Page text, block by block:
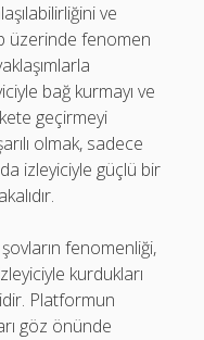
ve
üzerinde fenomen
bağ kurmayı ve
geçirmeyi
olmak, sadece
izleyiciyle güçlü bir
fenomenliği,
kurdukları
Platformun
göz önünde